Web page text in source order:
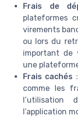
Frais de
plateformes
virements
ou lors du
important de
une
Frais cachés
comme les
l’utilisation
l’application